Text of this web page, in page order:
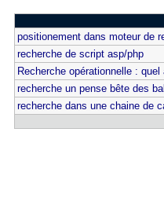
positionement dans moteur de
recherche de script asp/php
Recherche opérationnelle : quel
recherche un pense bête des
recherche dans une chaine de